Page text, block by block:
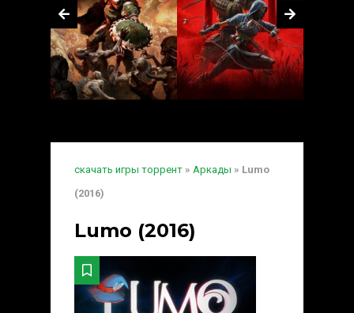
скачать игры торрент » Аркады » Lumo
(2016)
Lumo (2016)